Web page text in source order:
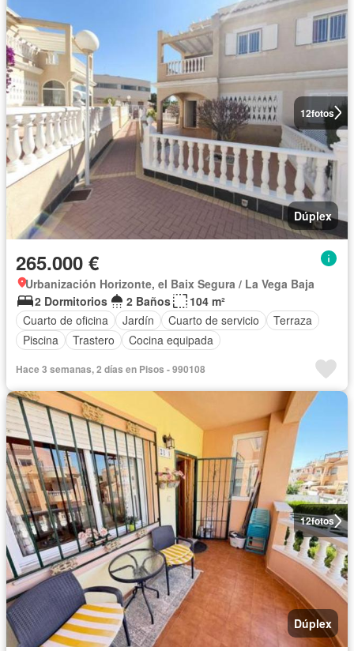
12fotos
Dúplex
265.000 €
Urbanización Horizonte, el Baix Segura / La Vega Baja
2 Dormitorios
2 Baños
104 m²
Cuarto de oficina
Jardín Cuarto de servicio
Terraza
Piscina
Trastero Cocina equipada
Hace 3 semanas, 2 días en Pisos - 990108
12fotos
Dúplex